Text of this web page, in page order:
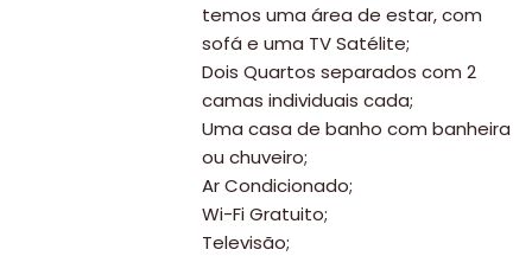
temos uma área de estar, com
sofá e uma TV Satélite;
Dois Quartos separados com 2
camas individuais cada;
Uma casa de banho com banheira
ou chuveiro;
Ar Condicionado;
Wi-Fi Gratuito;
Televisão;